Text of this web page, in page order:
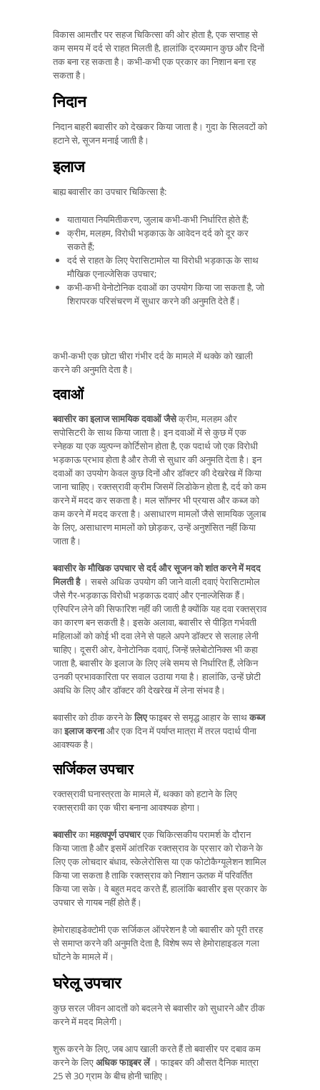
विकास आमतौर पर सहज चिकित्सा की ओर होता है, एक सप्ताह से
कम समय में दर्द से राहत मिलती है, हालांकि द्रव्यमान कुछ और दिनों
तक बना रह सकता है। कभी-कभी एक प्रकार का निशान बना रह
सकता है।
निदान
निदान बाहरी बवासीर को देखकर किया जाता है। गुदा के सिलवटों को
हटाने से, सूजन मनाई जाती है।
इलाज
बाह्य बवासीर का उपचार चिकित्सा है:
यातायात नियमितीकरण, जुलाब कभी-कभी निर्धारित होते हैं;
क्रीम, मलहम, विरोधी भड़काऊ के आवेदन दर्द को दूर कर
सकते हैं;
दर्द से राहत के लिए पेरासिटामोल या विरोधी भड़काऊ के साथ
मौखिक एनाल्जेसिक उपचार;
कभी-कभी वेनोटोनिक दवाओं का उपयोग किया जा सकता है, जो
शिरापरक परिसंचरण में सुधार करने की अनुमति देते हैं।
कभी-कभी एक छोटा चीरा गंभीर दर्द के मामले में थक्के को खाली
करने की अनुमति देता है।
दवाओं
बवासीर का इलाज सामयिक दवाओं जैसेक्रीम, मलहम और
सपोसिटरी के साथ किया जाता है। इन दवाओं में से कुछ में एक
स्नेहक या एक व्युत्पन्न कोर्टिसोन होता है, एक पदार्थ जो एक विरोधी
भड़काऊ प्रभाव होता है और तेजी से सुधार की अनुमति देता है। इन
दवाओं का उपयोग केवल कुछ दिनों और डॉक्टर की देखरेख में किया
जाना चाहिए। रक्तस्रावी क्रीम जिसमें लिडोकेन होता है, दर्द को कम
करने में मदद कर सकता है। मल सॉफ़्नर भी प्रयास और कब्ज को
कम करने में मदद करता है। असाधारण मामलों जैसे सामयिक जुलाब
के लिए, असाधारण मामलों को छोड़कर, उन्हें अनुशंसित नहीं किया
जाता है।
बवासीर के मौखिक उपचार से दर्द और सूजन को शांत करने में मदद
मिलती है। सबसे अधिक उपयोग की जाने वाली दवाएं पेरासिटामोल
जैसे गैर-भड़काऊ विरोधी भड़काऊ दवाएं और एनाल्जेसिक हैं।
एस्पिरिन लेने की सिफारिश नहीं की जाती है क्योंकि यह दवा रक्तस्राव
का कारण बन सकती है। इसके अलावा, बवासीर से पीड़ित गर्भवती
महिलाओं को कोई भी दवा लेने से पहले अपने डॉक्टर से सलाह लेनी
चाहिए। दूसरी ओर, वेनोटोनिक दवाएं, जिन्हें फ़्लेबोटोनिक्स भी कहा
जाता है, बवासीर के इलाज के लिए लंबे समय से निर्धारित हैं, लेकिन
उनकी प्रभावकारिता पर सवाल उठाया गया है। हालांकि, उन्हें छोटी
अवधि के लिए और डॉक्टर की देखरेख में लेना संभव है।
बवासीर को ठीक करने केलिएफाइबर से समृद्ध आहार के साथकब्ज
काइलाज करनाऔर एक दिन में पर्याप्त मात्रा में तरल पदार्थ पीना
आवश्यक है।
सर्जिकल उपचार
रक्तस्रावी घनास्त्रता के मामले में, थक्का को हटाने के लिए
रक्तस्रावी का एक चीरा बनाना आवश्यक होगा।
बवासीरकामहत्वपूर्ण उपचारएक चिकित्सकीय परामर्श के दौरान
किया जाता है और इसमें आंतरिक रक्तस्राव के प्रसार को रोकने के
लिए एक लोचदार बंधाव, स्केलेरोसिस या एक फोटोकैग्यूलेशन शामिल
किया जा सकता है ताकि रक्तस्राव को निशान ऊतक में परिवर्तित
किया जा सके। वे बहुत मदद करते हैं, हालांकि बवासीर इस प्रकार के
उपचार से गायब नहीं होते हैं।
हेमोराहाइडेक्टोमी एक सर्जिकल ऑपरेशन है जो बवासीर को पूरी तरह
से समाप्त करने की अनुमति देता है, विशेष रूप से हेमोराहाइडल गला
घोंटने के मामले में।
घरेलू उपचार
कुछ सरल जीवन आदतों को बदलने से बवासीर को सुधारने और ठीक
करने में मदद मिलेगी।
शुरू करने के लिए, जब आप खाली करते हैं तो बवासीर पर दबाव कम
करने के लिएअधिक फाइबर लें। फाइबर की औसत दैनिक मात्रा
25 से 30 ग्राम के बीच होनी चाहिए।